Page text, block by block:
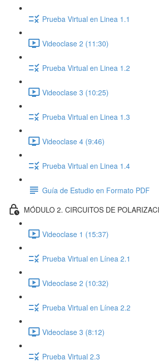
Prueba Virtual en Linea 1.1
Videoclase 2 (11:30)
Prueba Virtual en Linea 1.2
Videoclase 3 (10:25)
Prueba Virtual en Linea 1.3
Videoclase 4 (9:46)
Prueba Virtual en Linea 1.4
Guía de Estudio en Formato PDF
MÓDULO 2. CIRCUITOS DE
Videoclase 1 (15:37)
Prueba Virtual en Línea 2.1
Videoclase 2 (10:32)
Prueba Virtual en Línea 2.2
Videoclase 3 (8:12)
Prueba Virtual 2.3